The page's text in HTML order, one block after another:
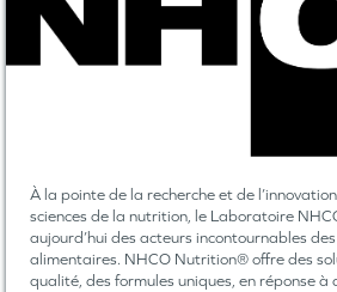
À la pointe de la recherche et de
sciences de la nutrition, le Laboratoire
aujourd’hui des acteurs incontournables
alimentaires. NHCO Nutrition® offre des
qualité, des formules uniques, en réponse à